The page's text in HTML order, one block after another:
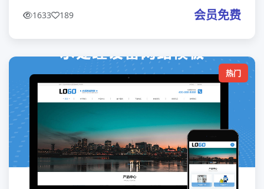
带测试数据
1633 189 会员免费
热门